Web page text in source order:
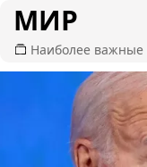
МИР
Наиболее